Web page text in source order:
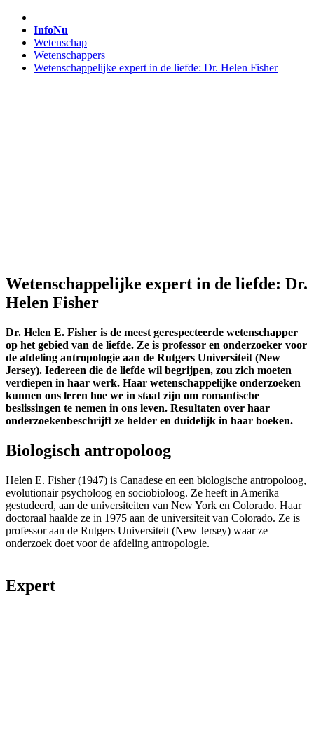
InfoNu
Wetenschap
Wetenschappers
Wetenschappelijke expert in de liefde: Dr. Helen Fisher
Wetenschappelijke expert in de liefde: Dr.
Helen Fisher
Dr. Helen E. Fisher is de meest gerespecteerde wetenschapper
op het gebied van de liefde. Ze is professor en onderzoeker voor
de afdeling antropologie aan de Rutgers Universiteit (New
Jersey). Iedereen die de liefde wil begrijpen, zou zich moeten
verdiepen in haar werk. Haar wetenschappelijke onderzoeken
kunnen ons leren hoe we in staat zijn om romantische
beslissingen te nemen in ons leven. Resultaten over haar
onderzoekenbeschrijft ze helder en duidelijk in haar boeken.
Biologisch antropoloog
Helen E. Fisher (1947) is Canadese en een biologische antropoloog,
evolutionair psycholoog en sociobioloog. Ze heeft in Amerika
gestudeerd, aan de universiteiten van New York en Colorado. Haar
doctoraal haalde ze in 1975 aan de universiteit van Colorado. Ze is
professor aan de Rutgers Universiteit (New Jersey) waar ze
onderzoek doet voor de afdeling antropologie.
Expert